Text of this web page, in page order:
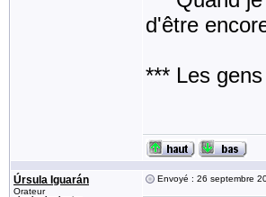
d'être
*** Les
Úrsula Iguarán
Orateur
Envoyé : 26 septembre